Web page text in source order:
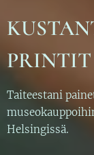
PRINTIT
Taiteestani
Helsingissä.